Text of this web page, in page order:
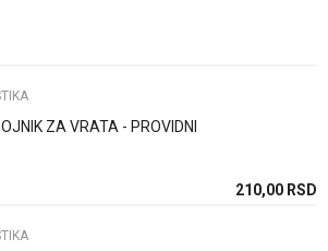
ZA VRATA - PROVIDNI
210,00 RSD